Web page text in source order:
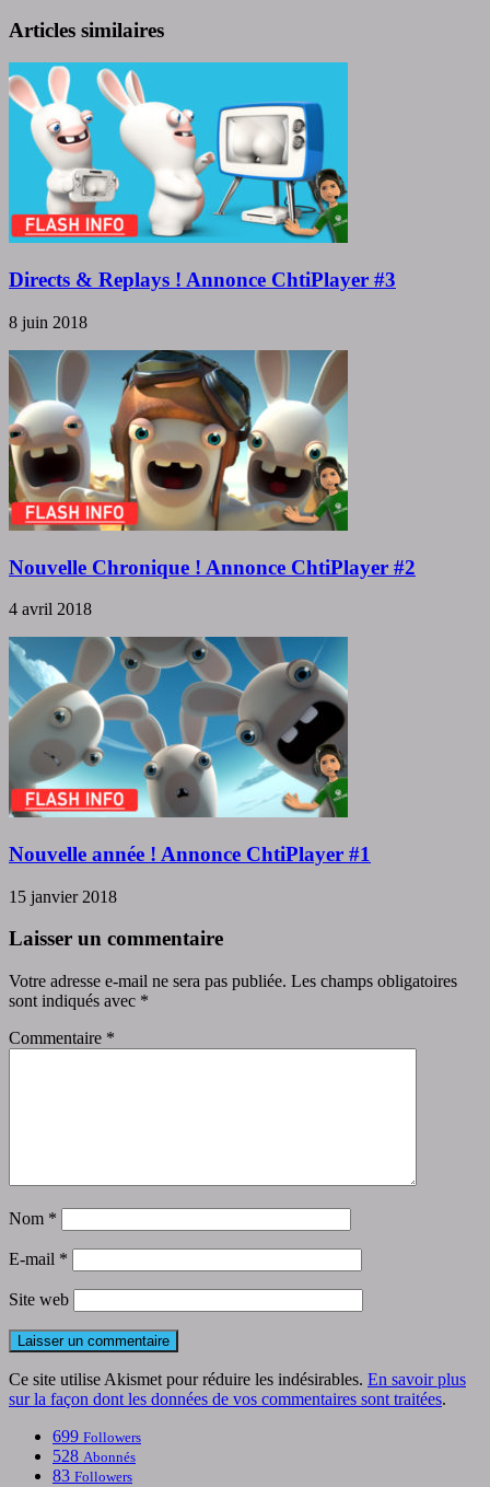
Articles similaires
Directs & Replays ! Annonce ChtiPlayer #3
8 juin 2018
Nouvelle Chronique ! Annonce ChtiPlayer #2
4 avril 2018
Nouvelle année ! Annonce ChtiPlayer #1
15 janvier 2018
Laisser un commentaire
Votre adresse e-mail ne sera pas publiée. Les champs obligatoires
sont indiqués avec *
Commentaire *
Nom *
E-mail *
Site web
Ce site utilise Akismet pour réduire les indésirables. En savoir plus
sur la façon dont les données de vos commentaires sont traitées.
699 Followers
528 Abonnés
83 Followers